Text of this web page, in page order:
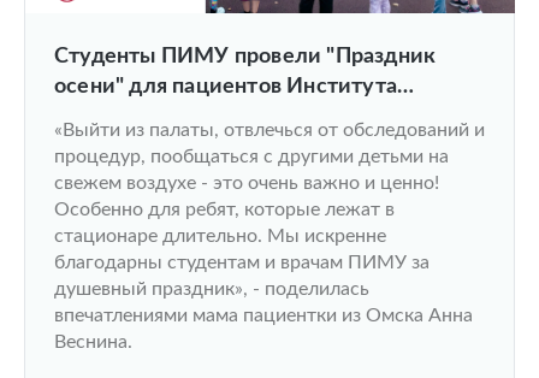
Студенты ПИМУ провели "Праздник
осени" для пациентов Института
«Выйти из палаты, отвлечься от обследований и
процедур, пообщаться с другими детьми на
свежем воздухе - это очень важно и ценно!
Особенно для ребят, которые лежат в
стационаре длительно. Мы искренне
благодарны студентам и врачам ПИМУ за
душевный праздник», - поделилась
впечатлениями мама пациентки из Омска Анна
Веснина.